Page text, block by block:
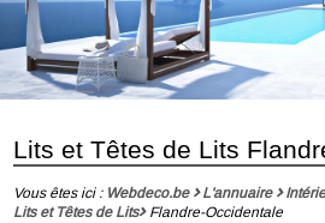
Lits et Têtes de Lits
Vous êtes ici : Webdeco.be L'annuaire
Lits et Têtes de Lits
Flandre-Occidentale